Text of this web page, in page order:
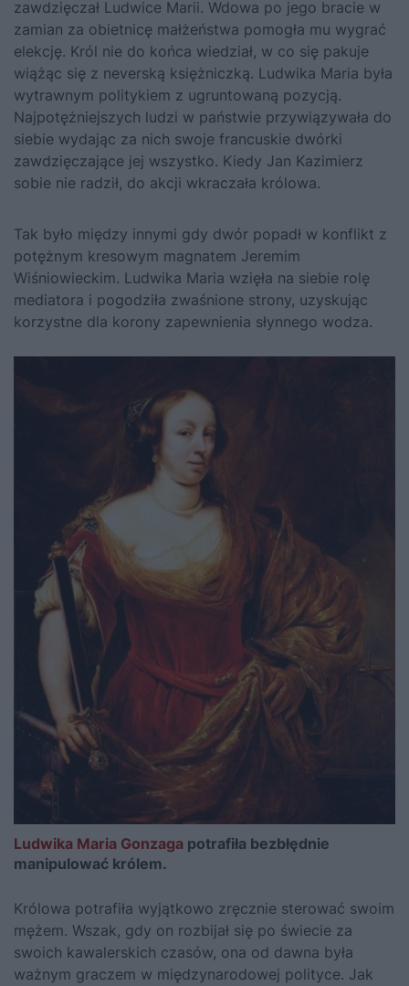
zawdzięczał Ludwice Marii. Wdowa po jego bracie w
zamian za obietnicę małżeństwa pomogła mu wygrać
elekcję. Król nie do końca wiedział, w co się pakuje
wiążąc się z neverską księżniczką. Ludwika Maria była
wytrawnym politykiem z ugruntowaną pozycją.
Najpotężniejszych ludzi w państwie przywiązywała do
siebie wydając za nich swoje francuskie dwórki
zawdzięczające jej wszystko. Kiedy Jan Kazimierz
sobie nie radził, do akcji wkraczała królowa.
Tak było między innymi gdy dwór popadł w konflikt z
potężnym kresowym magnatem Jeremim
Wiśniowieckim. Ludwika Maria wzięła na siebie rolę
mediatora i pogodziła zwaśnione strony, uzyskując
korzystne dla korony zapewnienia słynnego wodza.
Ludwika Maria Gonzaga potrafiła bezbłędnie
manipulować królem.
Królowa potrafiła wyjątkowo zręcznie sterować swoim
mężem. Wszak, gdy on rozbijał się po świecie za
swoich kawalerskich czasów, ona od dawna była
ważnym graczem w międzynarodowej polityce. Jak